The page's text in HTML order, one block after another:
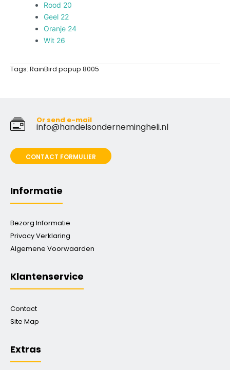
Rood 20
Geel 22
Oranje 24
Wit 26
Tags: RainBird popup 8005
Or send e-mail
info@handelsondernemingheli.nl
CONTACT FORMULIER
Informatie
Bezorg Informatie
Privacy Verklaring
Algemene Voorwaarden
Klantenservice
Contact
Site Map
Extras